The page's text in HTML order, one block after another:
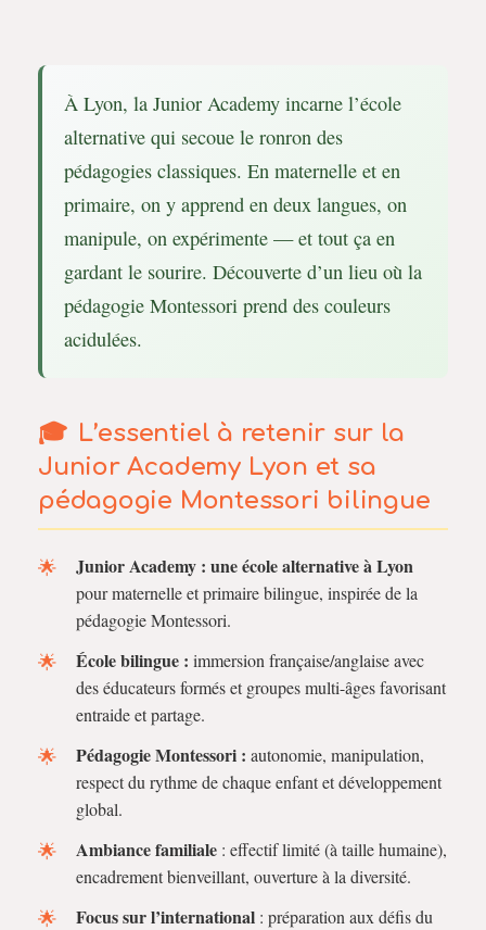
À Lyon, la Junior Academy incarne l’école
alternative qui secoue le ronron des
pédagogies classiques. En maternelle et en
primaire, on y apprend en deux langues, on
manipule, on expérimente — et tout ça en
gardant le sourire. Découverte d’un lieu où la
pédagogie Montessori prend des couleurs
acidulées.
L’essentiel à retenir sur la
Junior Academy Lyon et sa
pédagogie Montessori bilingue
Junior Academy : une école alternative à Lyon
pour maternelle et primaire bilingue, inspirée de la
pédagogie Montessori.
École bilingue : immersion française/anglaise avec
des éducateurs formés et groupes multi-âges favorisant
entraide et partage.
Pédagogie Montessori : autonomie, manipulation,
respect du rythme de chaque enfant et développement
global.
Ambiance familiale : effectif limité (à taille humaine),
encadrement bienveillant, ouverture à la diversité.
Focus sur l’international : préparation aux défis du